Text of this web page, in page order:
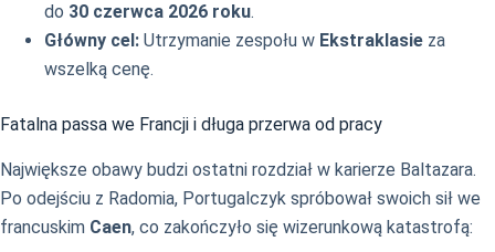
do 30 czerwca 2026 roku.
Główny cel: Utrzymanie zespołu w Ekstraklasie za
wszelką cenę.
Fatalna passa we Francji i długa przerwa od pracy
Największe obawy budzi ostatni rozdział w karierze Baltazara.
Po odejściu z Radomia, Portugalczyk spróbował swoich sił we
francuskim Caen, co zakończyło się wizerunkową katastrofą: